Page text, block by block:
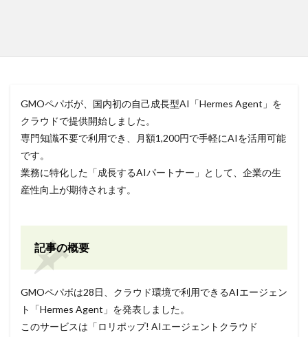
GMOペパボが、国内初の自己成長型AI「Hermes Agent」を
クラウドで提供開始しました。
専門知識不要で利用でき、月額1,200円で手軽にAIを活用可能
です。
業務に特化した「成長するAIパートナー」として、企業の生
産性向上が期待されます。
記事の概要
GMOペパボは28日、クラウド環境で利用できるAIエージェン
ト「Hermes Agent」を発表しました。
このサービスは「ロリポップ! AIエージェントクラウド